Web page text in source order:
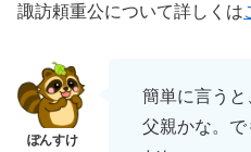
諏訪頼重公について詳しくは
簡単に言う
父親かな。